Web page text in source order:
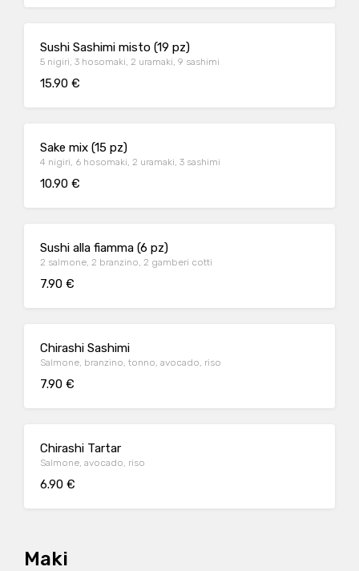
Sushi Sashimi misto (19 pz)
5 nigiri, 3 hosomaki, 2 uramaki, 9 sashimi
15.90 €
Sake mix (15 pz)
4 nigiri, 6 hosomaki, 2 uramaki, 3 sashimi
10.90 €
Sushi alla fiamma (6 pz)
2 salmone, 2 branzino, 2 gamberi cotti
7.90 €
Chirashi Sashimi
Salmone, branzino, tonno, avocado, riso
7.90 €
Chirashi Tartar
Salmone, avocado, riso
6.90 €
Maki